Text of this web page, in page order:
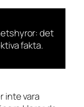
det
fakta.
inte vara